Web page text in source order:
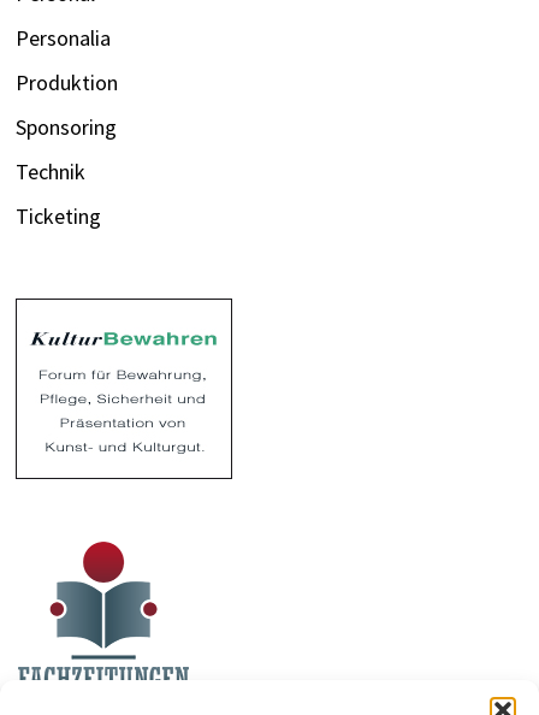
Personalia
Produktion
Sponsoring
Technik
Ticketing